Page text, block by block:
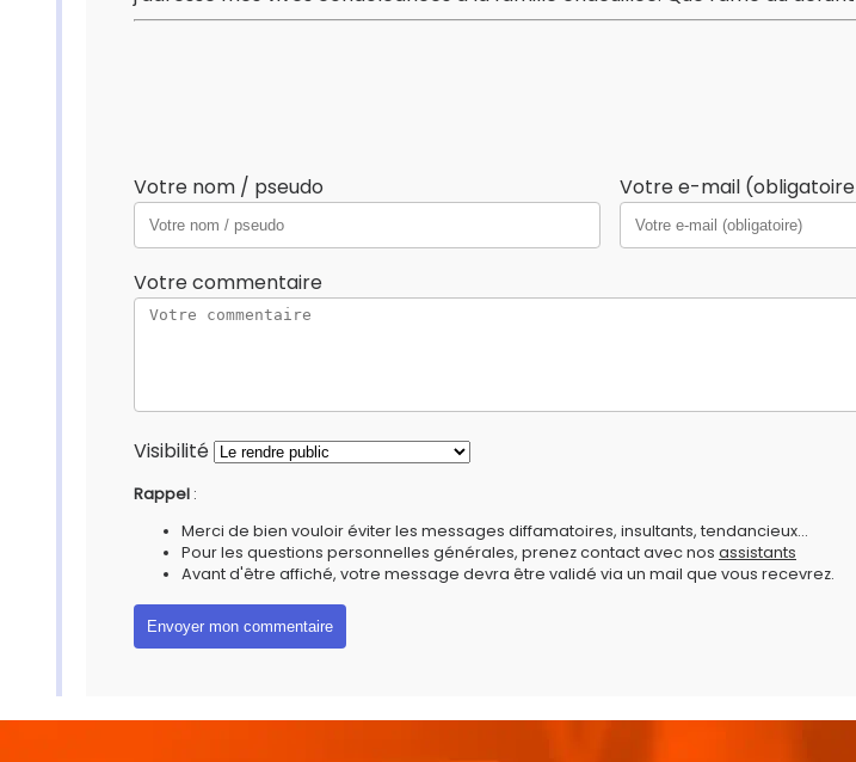
Votre nom / pseudo Votre e-mail
Votre commentaire
Visibilité
Rappel :
Merci de bien vouloir éviter les messages diffamatoires, insultants, tendancieux...
Pour les questions personnelles générales, prenez contact avec nos assistants
Avant d'être affiché, votre message devra être validé via un mail que vous recevrez.